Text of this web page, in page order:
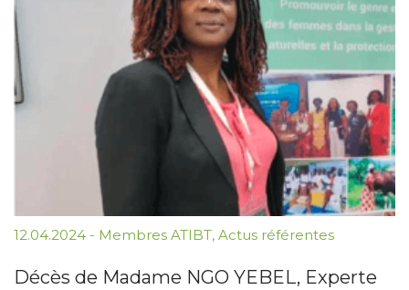
12.04.2024 - Membres ATIBT, Actus référentes
Décès de Madame NGO YEBEL, Experte